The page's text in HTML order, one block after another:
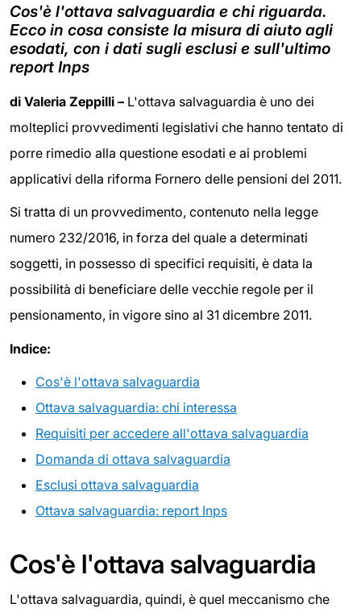
Cos'è l'ottava salvaguardia e chi riguarda.
Ecco in cosa consiste la misura di aiuto agli
esodati, con i dati sugli esclusi e sull'ultimo
report Inps
di Valeria Zeppilli – L'ottava salvaguardia è uno dei
molteplici provvedimenti legislativi che hanno tentato di
porre rimedio alla questione esodati e ai problemi
applicativi della riforma Fornero delle pensioni del 2011.
Si tratta di un provvedimento, contenuto nella legge
numero 232/2016, in forza del quale a determinati
soggetti, in possesso di specifici requisiti, è data la
possibilità di beneficiare delle vecchie regole per il
pensionamento, in vigore sino al 31 dicembre 2011.
Indice:
Cos'è l'ottava salvaguardia
Ottava salvaguardia: chi interessa
Requisiti per accedere all'ottava salvaguardia
Domanda di ottava salvaguardia
Esclusi ottava salvaguardia
Ottava salvaguardia: report Inps
Cos'è l'ottava salvaguardia
L'ottava salvaguardia, quindi, è quel meccanismo che